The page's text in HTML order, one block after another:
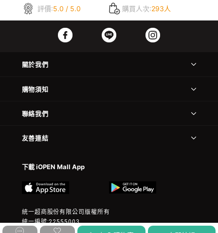
評價:5.0 / 5.0 購買人次:293人
關於我們
購物須知
聯絡我們
友善連結
下載 iOPEN Mall App
統一超商股份有限公司版權所有
統一編號:22555003
© 2023 President Chain Store Corp. All rights reserved.